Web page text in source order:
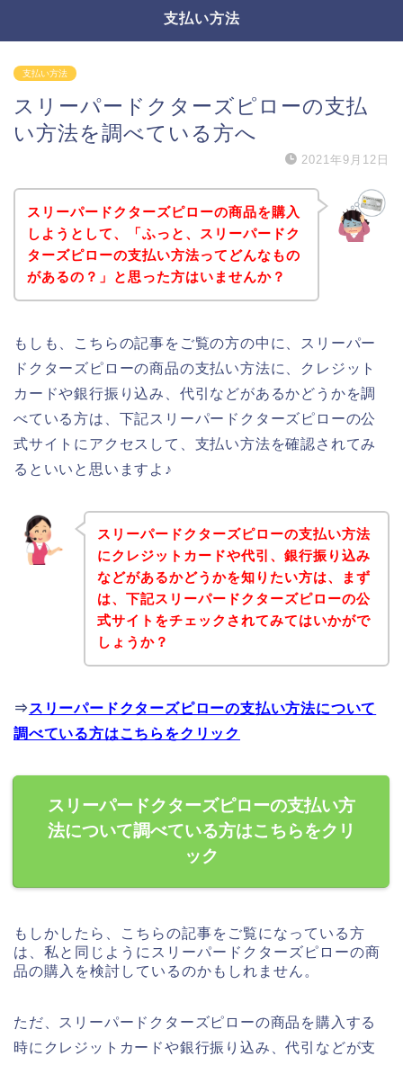
支払い方法
支払い方法
スリーパードクターズピローの支払
い方法を調べている方へ
2021年9月12日
スリーパードクターズピローの商品を購入
しようとして、「ふっと、スリーパードク
ターズピローの支払い方法ってどんなもの
があるの？」と思った方はいませんか？
もしも、こちらの記事をご覧の方の中に、スリーパー
ドクターズピローの商品の支払い方法に、クレジット
カードや銀行振り込み、代引などがあるかどうかを調
べている方は、下記スリーパードクターズピローの公
式サイトにアクセスして、支払い方法を確認されてみ
るといいと思いますよ♪
スリーパードクターズピローの支払い方法
にクレジットカードや代引、銀行振り込み
などがあるかどうかを知りたい方は、まず
は、下記スリーパードクターズピローの公
式サイトをチェックされてみてはいかがで
しょうか？
⇒ スリーパードクターズピローの支払い方法について
調べている方はこちらをクリック
スリーパードクターズピローの支払い方
法について調べている方はこちらをクリ
ック
もしかしたら、こちらの記事をご覧になっている方
は、私と同じようにスリーパードクターズピローの商
品の購入を検討しているのかもしれません。
ただ、スリーパードクターズピローの商品を購入する
時にクレジットカードや銀行振り込み、代引などが支